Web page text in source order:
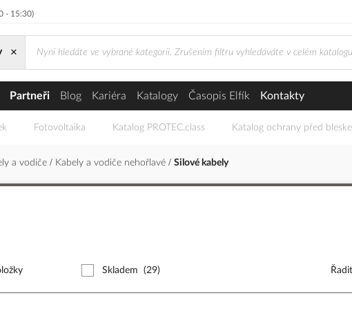
- 15:30)
×
Partneři Blog Kariéra Katalogy Časopis Elfík Kontakty
Fotovoltaika Katalog PROTEC.class Katalog ochrany před
a vodiče Kabely a vodiče nehořlavé Silové kabely
Skladem (29)